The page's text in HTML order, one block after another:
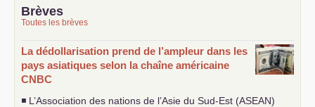
Brèves
Toutes les brèves
La dédollarisation prend de l’ampleur dans les
pays asiatiques selon la chaîne américaine
CNBC
◾ L’Association des nations de l’Asie du Sud-Est (ASEAN)